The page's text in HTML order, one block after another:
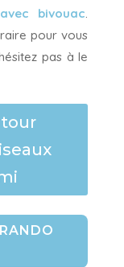
bivouac
pour vous
pas à le
tour